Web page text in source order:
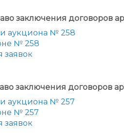
заключения договоров
аукциона № 258
№ 258
заявок
заключения договоров
аукциона № 257
№ 257
заявок